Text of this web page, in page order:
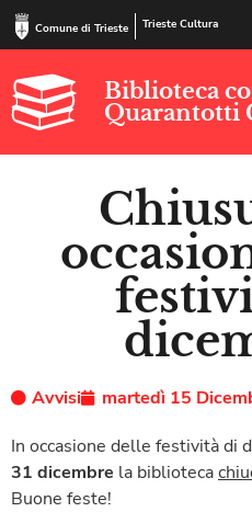
Comune di Trieste Trieste Cultura
Biblioteca
Quarantotti
Avvisi
martedì 15
In occasione delle festività di
31 dicembre la biblioteca
Buone feste!